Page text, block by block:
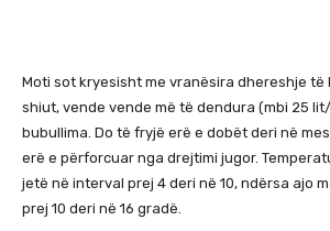
Moti sot kryesisht me vranësira dhereshje të
shiut, vende vende më të dendura (mbi 25
bubullima. Do të fryjë erë e dobët deri në
erë e përforcuar nga drejtimi jugor.
jetë në interval prej 4 deri në 10, ndërsa ajo
prej 10 deri në 16 gradë.